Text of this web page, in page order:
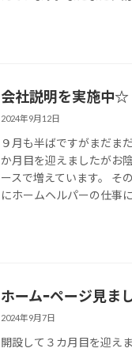
会社説明を実施中☆
2024年9月12日
９月も半ばですがまだま
か月目を迎えましたがお
ースで増えています。 そ
にホームヘルパーの仕事
ホームｰページ見ま
2024年9月7日
開設して３カ月目を迎え